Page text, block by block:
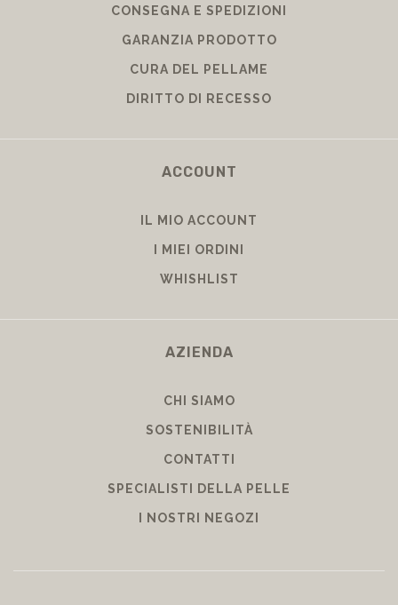
CONSEGNA E SPEDIZIONI
GARANZIA PRODOTTO
CURA DEL PELLAME
DIRITTO DI RECESSO
ACCOUNT
IL MIO ACCOUNT
I MIEI ORDINI
WHISHLIST
AZIENDA
CHI SIAMO
SOSTENIBILITÀ
CONTATTI
SPECIALISTI DELLA PELLE
I NOSTRI NEGOZI